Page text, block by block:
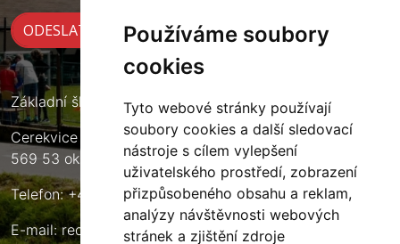
Používáme soubory
cookies
Tyto webové stránky používají
soubory cookies a další sledovací
nástroje s cílem vylepšení
uživatelského prostředí, zobrazení
přizpůsobeného obsahu a reklam,
analýzy návštěvnosti webových
stránek a zjištění zdroje
Základní škola Cerekvice nad Loučnou
Cerekvice nad Loučnou 135
569 53 okres Svitavy
Telefon: +420 461 633 140
E-mail:reditel@zscerekvice.cz